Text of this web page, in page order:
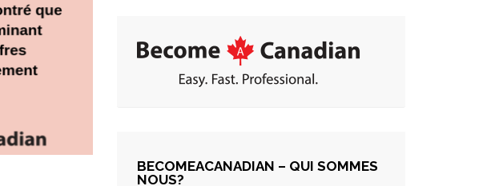
BECOMEACANADIAN – QUI SOMMES
NOUS?